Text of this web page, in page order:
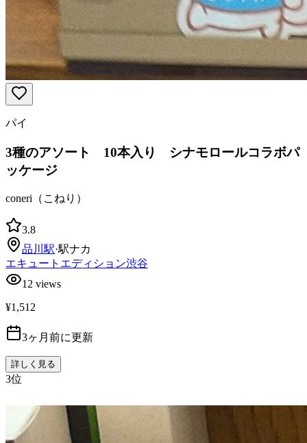
パイ
3種のアソート 10本入り シナモロールコラボパ
ッケージ
coneri（こねり）
3.8
品川駅·駅ナカ
エキュートエディション渋谷
12 views
¥1,512
3ヶ月前に更新
詳しく見る
3位